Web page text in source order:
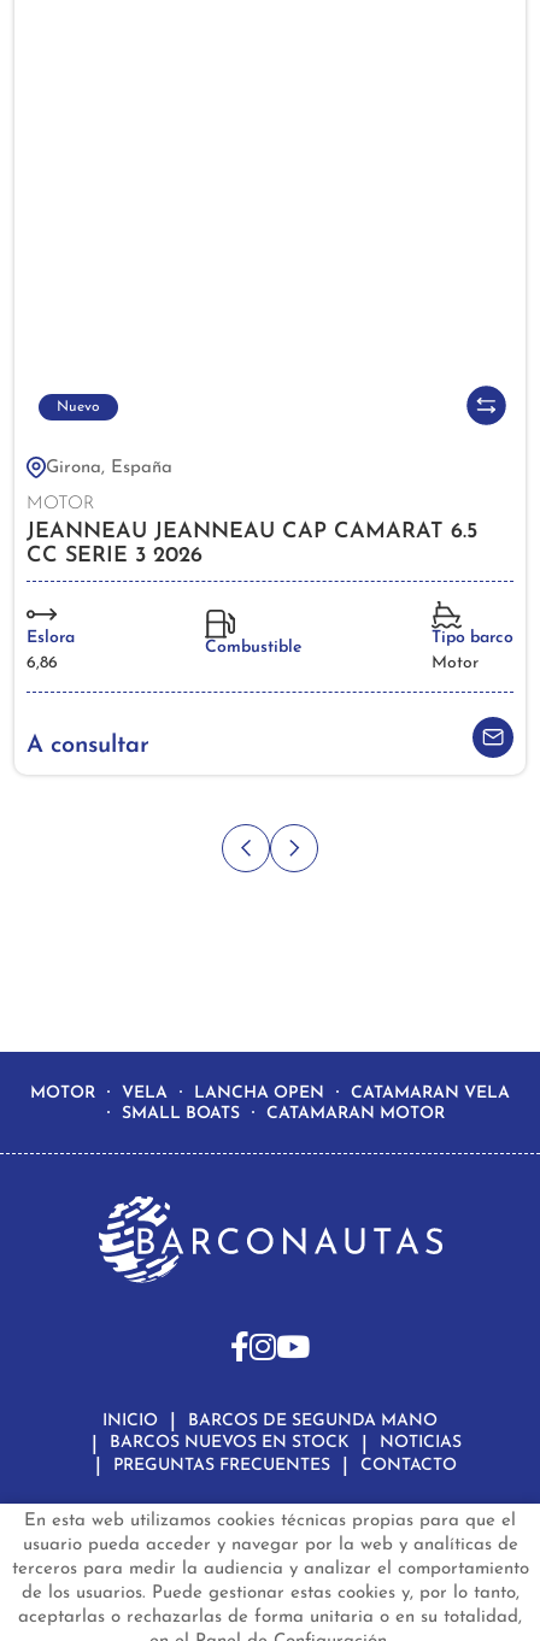
Nuevo
Girona, España
MOTOR
JEANNEAU JEANNEAU CAP CAMARAT 6.5
CC SERIE 3 2026
Eslora
6,86
Combustible
Tipo barco
Motor
A consultar
En esta web utilizamos cookies técnicas propias para que el
usuario pueda acceder y navegar por la web y analíticas de
terceros para medir la audiencia y analizar el comportamiento
de los usuarios. Puede gestionar estas cookies y, por lo tanto,
aceptarlas o rechazarlas de forma unitaria o en su totalidad,
MOTOR VELA LANCHA OPEN
CATAMARAN VELA
SMALL BOATS
CATAMARAN MOTOR
INICIO
BARCOS DE SEGUNDA MANO
BARCOS NUEVOS EN STOCK
NOTICIAS
PREGUNTAS FRECUENTES
CONTACTO
Aviso Legal
Política de Privacidad de Datos
Política de Cookies
Configuración de Cookies
barconautas.com© 2024 - Diseño y programación por Edina.es